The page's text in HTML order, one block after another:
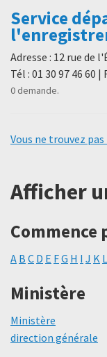
Service
Adresse : 12 rue de
Tél : 01 30 97 46 60 |
0 demande.
Vous ne trouvez
Afficher
Commence
A B C D E FG H I J K L
Ministère
Ministère
direction générale